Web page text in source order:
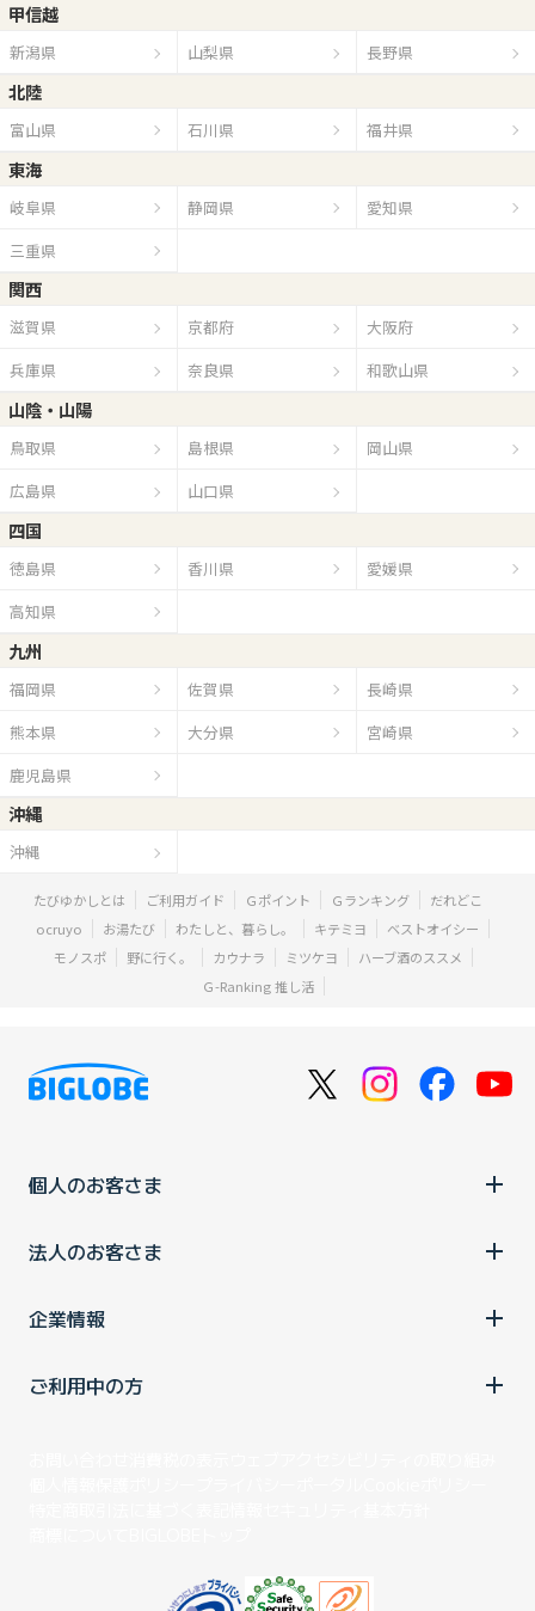
甲信越
新潟県 山梨県 長野県
北陸
富山県 石川県 福井県
東海
岐阜県 静岡県
愛知県
三重県
関西
滋賀県 京都府
大阪府
兵庫県
奈良県 和歌山県
山陰・山陽
鳥取県 島根県
岡山県
広島県
山口県
四国
徳島県 香川県
愛媛県
高知県
九州
福岡県 佐賀県
長崎県
熊本県
大分県
宮崎県
鹿児島県
沖縄
沖縄
たびゆかしとは ご利用ガイド Ｇポイント Ｇランキング
だれどこ
ocruyo
お湯たび わたしと、暮らし。 キテミヨ
ベストオイシー
モノスポ
野に行く。 カウナラ ミツケヨ
ハーブ酒のススメ
Ｇ-Ranking 推し活
個人のお客さま
法人のお客さま
企業情報
ご利用中の方